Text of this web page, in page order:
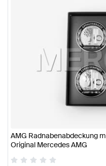
AMG Radnabenabdeckung
Original Mercedes AMG